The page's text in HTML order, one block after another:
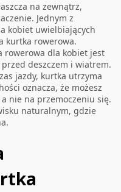
na zewnątrz,
Jednym z
kobiet uwielbiających
kurtka rowerowa.
rowerowa dla kobiet jest
deszczem i wiatrem.
jazdy, kurtka utrzyma
oznacza, że możesz
nie na przemoczeniu się.
naturalnym, gdzie